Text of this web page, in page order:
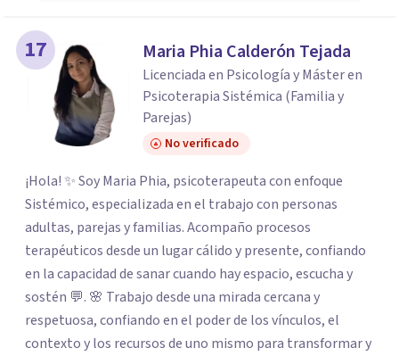
17 Maria Phia Calderón Tejada
Licenciada en Psicología y Máster en
Psicoterapia Sistémica (Familia y
Parejas)
No verificado
¡Hola! ✨ Soy Maria Phia, psicoterapeuta con enfoque
Sistémico, especializada en el trabajo con personas
adultas, parejas y familias. Acompaño procesos
terapéuticos desde un lugar cálido y presente, confiando
en la capacidad de sanar cuando hay espacio, escucha y
sostén 💬. 🌸 Trabajo desde una mirada cercana y
respetuosa, confiando en el poder de los vínculos, el
contexto y los recursos de uno mismo para transformar y